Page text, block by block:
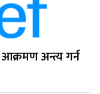
अन्त्य गर्न